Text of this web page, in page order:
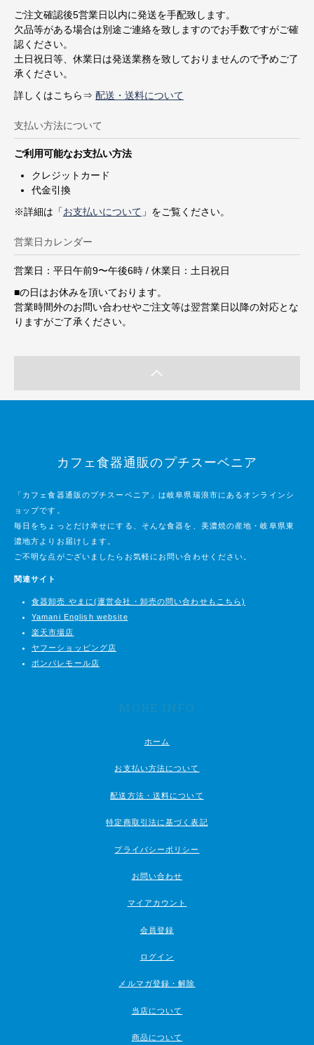
ご注文確認後5営業日以内に発送を手配致します。
欠品等がある場合は別途ご連絡を致しますのでお手数ですがご確
認ください。
土日祝日等、休業日は発送業務を致しておりませんので予めご了
承ください。
詳しくはこちら⇒ 配送・送料について
支払い方法について
ご利用可能なお支払い方法
クレジットカード
代金引換
※詳細は「お支払いについて 」をご覧ください。
営業日カレンダー
営業日：平日午前9〜午後6時 / 休業日：土日祝日
■の日はお休みを頂いております。
営業時間外のお問い合わせやご注文等は翌営業日以降の対応とな
りますがご了承ください。
カフェ食器通販のプチスーベニア
「カフェ食器通販のプチスーベニア」は岐阜県瑞浪市にあるオンラインシ
ョップです。
毎日をちょっとだけ幸せにする、そんな食器を、美濃焼の産地・岐阜県東
濃地方よりお届けします。
ご不明な点がございましたらお気軽にお問い合わせください。
関連サイト
食器卸売 やまに(運営会社・卸売の問い合わせもこちら)
Yamani English website
楽天市場店
ヤフーショッピング店
ポンパレモール店
MORE INFO
ホーム
お支払い方法について
配送方法・送料について
特定商取引法に基づく表記
プライバシーポリシー
お問い合わせ
マイアカウント
会員登録
ログイン
メルマガ登録・解除
当店について
商品について